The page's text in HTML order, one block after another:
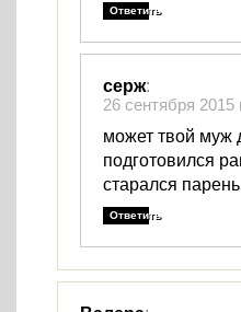
Ответить
серж:
26 сентября 2015
может твой муж
подготовился
старался
Ответить